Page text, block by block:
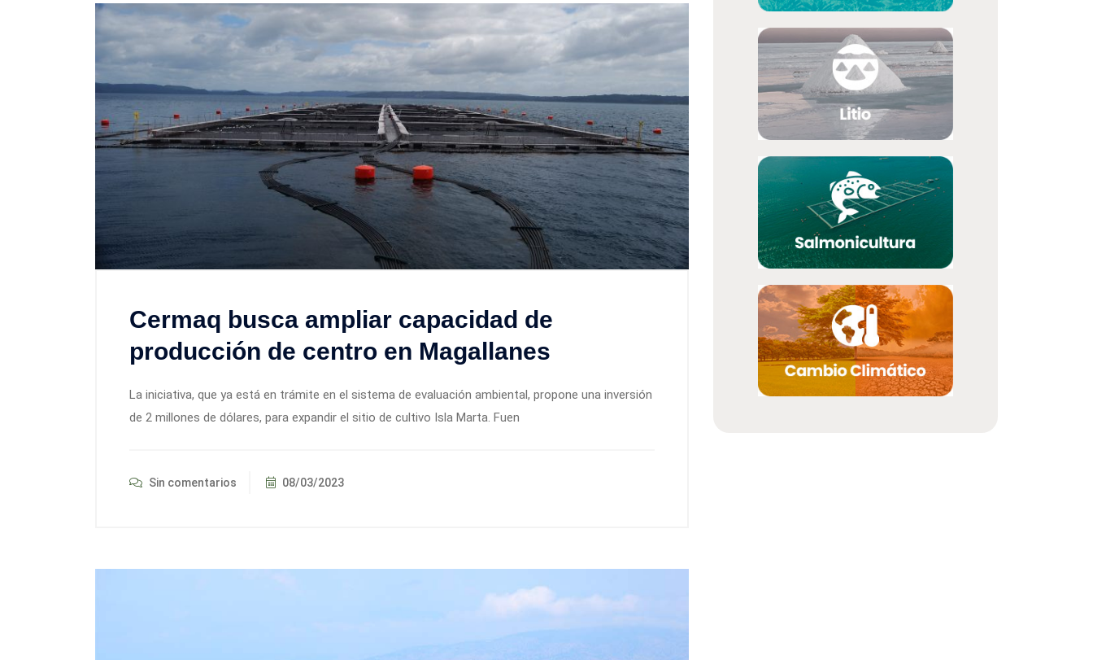
Cermaq busca ampliar capacidad de
producción de centro en Magallanes
La iniciativa, que ya está en trámite en el sistema de evaluación ambiental, propone una inversión
de 2 millones de dólares, para expandir el sitio de cultivo Isla Marta. Fuen
Sin comentarios 08/03/2023